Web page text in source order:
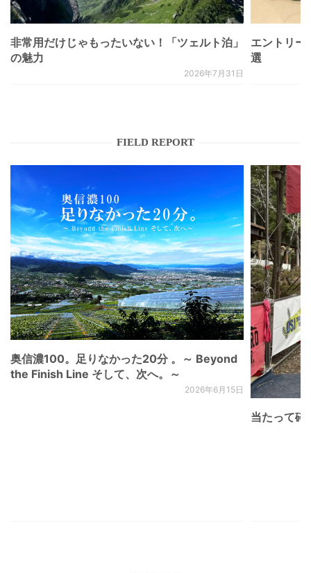
非常用だけじゃもったいない！「ツェルト泊」
の魅力
2026年7月31日
エントリー
選
FIELD REPORT
奥信濃100。足りなかった20分 。～ Beyond
the Finish Line そして、次へ。～
2026年6月15日
当たって砕